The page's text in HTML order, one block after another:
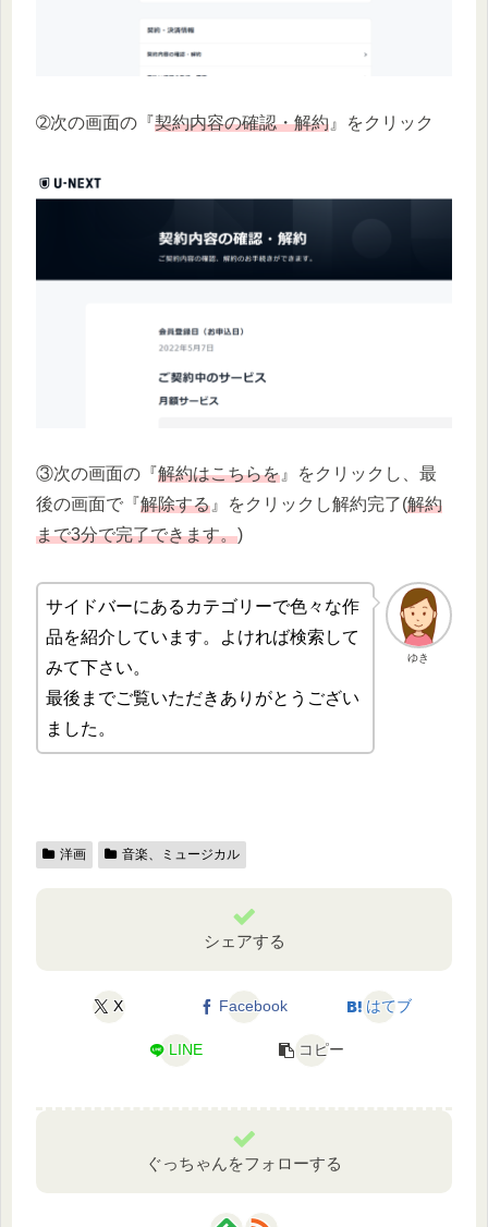
➁次の画面の『契約内容の確認・解約 』をクリック
③次の画面の『解約はこちらを 』をクリックし、最
後の画面で『解除する 』をクリックし解約完了(解約
まで3分で完了できます。)
ゆき
サイドバーにあるカテゴリーで色々な作
品を紹介しています。よければ検索して
みて下さい。
最後までご覧いただきありがとうござい
ました。
洋画 音楽、ミュージカル
シェアする
X Facebook はてブ
LINE コピー
ぐっちゃんをフォローする